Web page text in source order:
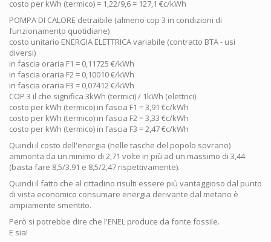
costo per kWh (termico) = 1,22/9,6 = 127,1 €c/kWh
POMPA DI CALORE detraibile (almeno cop 3 in condizioni di
funzionamento quotidiane)
costo unitario ENERGIA ELETTRICA variabile (contratto BTA - usi
diversi)
in fascia oraria F1 = 0,11725 €/kWh
in fascia oraria F2 = 0,10010 €/kWh
in fascia oraria F3 = 0,07412 €/kWh
COP 3 il che significa 3kWh (termici) / 1kWh (elettrici)
costo per kWh (termico) in fascia F1 = 3,91 €c/kWh
costo per kWh (termico) in fascia F2 = 3,33 €c/kWh
costo per kWh (termico) in fascia F3 = 2,47 €c/kWh
Quindi il costo dell'energia (nelle tasche del popolo sovrano)
ammonta da un minimo di 2,71 volte in più ad un massimo di 3,44
(basta fare 8,5/3.91 e 8,5/2,47 rispettivamente).
Quindi il fatto che al cittadino risulti essere più vantaggioso dal punto
di vista economico consumare energia derivante dal metano è
ampiamente smentito.
Però si potrebbe dire che l'ENEL produce da fonte fossile.
E sia!